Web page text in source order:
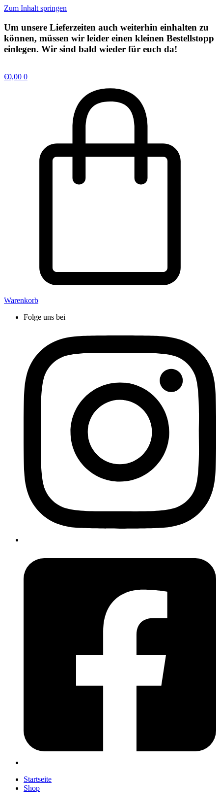
Zum Inhalt springen
Um unsere Lieferzeiten auch weiterhin einhalten zu
können, müssen wir leider einen kleinen Bestellstopp
einlegen. Wir sind bald wieder für euch da!
€0,00 0
Warenkorb
Folge uns bei
Startseite
Shop